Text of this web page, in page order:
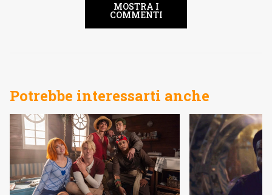
MOSTRA I
COMMENTI
Potrebbe interessarti anche